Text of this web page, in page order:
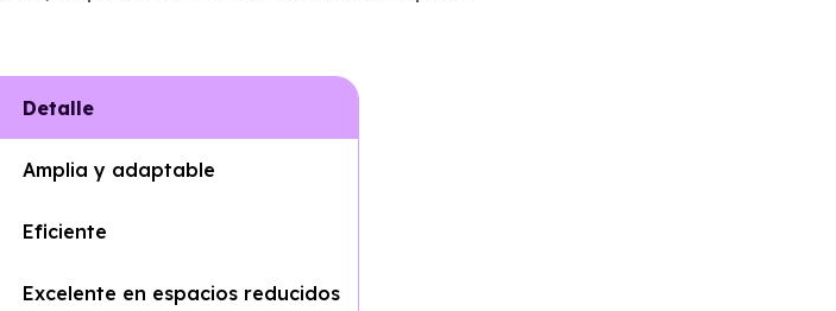
Detalle
Amplia y adaptable
Eficiente
Excelente en espacios reducidos